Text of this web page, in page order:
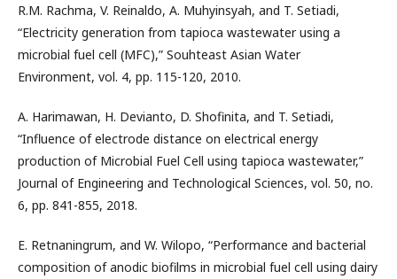
R.M. Rachma, V. Reinaldo, A. Muhyinsyah, and T. Setiadi,
“Electricity generation from tapioca wastewater using a
microbial fuel cell (MFC),” Souhteast Asian Water
Environment, vol. 4, pp. 115-120, 2010.
A. Harimawan, H. Devianto, D. Shofinita, and T. Setiadi,
“Influence of electrode distance on electrical energy
production of Microbial Fuel Cell using tapioca wastewater,”
Journal of Engineering and Technological Sciences, vol. 50, no.
6, pp. 841-855, 2018.
E. Retnaningrum, and W. Wilopo, “Performance and bacterial
composition of anodic biofilms in microbial fuel cell using dairy